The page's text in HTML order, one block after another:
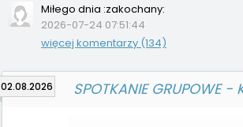
Miłego dnia :zakochany:
2026-07-24 07:51:44
więcej komentarzy (134)
02.08.2026 SPOTKANIE